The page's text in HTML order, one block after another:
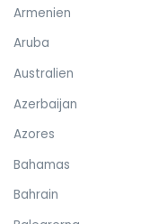
Armenien
Aruba
Australien
Azerbaijan
Azores
Bahamas
Bahrain